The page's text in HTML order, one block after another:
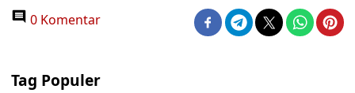
0 Komentar
Tag Populer